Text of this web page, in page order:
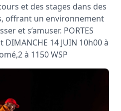
et des stages dans des
offrant un environnement
et s’amuser. PORTES
DIMANCHE 14 JUIN 10h00 à
à 1150 WSP